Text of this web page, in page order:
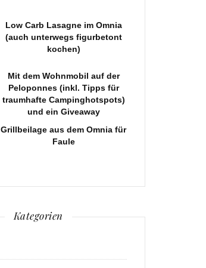
Low Carb Lasagne im Omnia
(auch unterwegs figurbetont
kochen)
Mit dem Wohnmobil auf der
Peloponnes (inkl. Tipps für
traumhafte Campinghotspots)
und ein Giveaway
Grillbeilage aus dem Omnia für
Faule
Kategorien